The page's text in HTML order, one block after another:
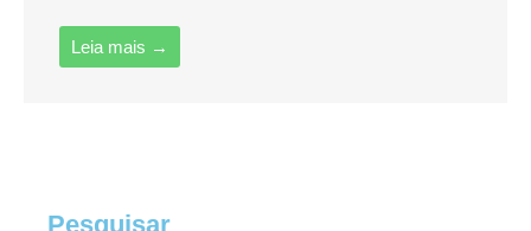
Leia mais →
Pesquisar